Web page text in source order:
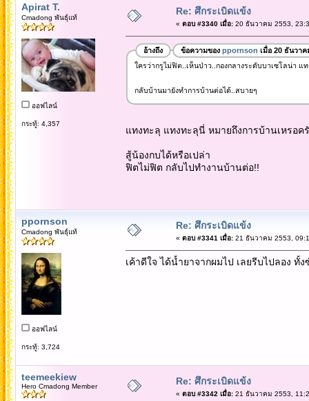
Apirat T.
Cmadong พันธุ์แท้
ออฟไลน์
กระทู้: 4,357
Re: ศึกระเบิดแข้ง
« ตอบ #3340 เมื่อ:20 ธันวาคม 2553,
อ้างถึง ข้อความของ ppornson เมื่อ 20 ธันวา
ใครว่ากรูไม่ฟิต..เห็นป่าว..กองกลางระดับบาเซโลน่า แ
กลับบ้านมายังทำการบ้านต่อได้..สบายๆ
แทงทะลุ แทงทะลุนี่ หมายถึงการบ้านเหรอค
สู้น้องกบได้หรือเปล่า
ฟิตไม่ฟิต กลับไปทำงานบ้านต่อ!!
ppornson
Cmadong พันธุ์แท้
ออฟไลน์
กระทู้: 3,724
Re: ศึกระเบิดแข้ง
« ตอบ #3341 เมื่อ:21 ธันวาคม 2553,
เค้าดีใจ ได้น้ำยาจากผมไป เลยรีบไปลอง ทั้
teemeekiew
Hero Cmadong Member Re: ศึกระเบิดแข้ง
« ตอบ #3342 เมื่อ:21 ธันวาคม 2553,